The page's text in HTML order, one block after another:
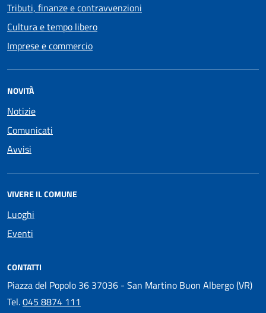
Tributi, finanze e contravvenzioni
Cultura e tempo libero
Imprese e commercio
NOVITÀ
Notizie
Comunicati
Avvisi
VIVERE IL COMUNE
Luoghi
Eventi
CONTATTI
Piazza del Popolo 36 37036 - San Martino Buon Albergo (VR)
Tel.045 8874 111